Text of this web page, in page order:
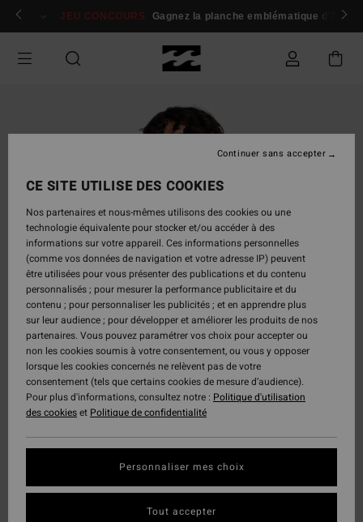
Passer
Se connecter / s'inscrire
JEU CONCOURS Gagnez la planche emblématique d'Andy
CE SITE UTILISE DES COOKIES
Nos partenaires et nous-mêmes utilisons des cookies ou une
technologie équivalente pour stocker et/ou accéder à des
informations sur votre appareil. Ces informations personnelles
(comme vos données de navigation et votre adresse IP) peuvent
être utilisées pour vous présenter des publications et du contenu
personnalisés ; pour mesurer la performance publicitaire et du
contenu ; pour personnaliser les publicités ; et en apprendre plus
sur leur audience ; pour développer et améliorer les produits de nos
partenaires. Vous pouvez paramétrer vos choix pour accepter ou
non les cookies soumis à votre consentement, ou vous y opposer
lorsque les cookies concernés ne relèvent pas de votre
consentement (tels que certains cookies de mesure d’audience).
Pour plus d'informations, consultez notre : Politique d'utilisation
des cookieset Politique de confidentialité
Personnaliser mes choix
Continuer sans accepter
Tout accepter